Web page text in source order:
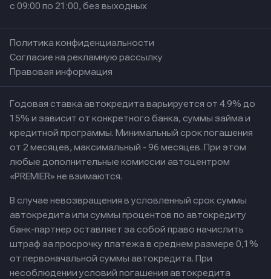
с 09:00 по 21:00, без выходных
Политика конфиденциальности
Согласие на рекламную рассылку
Правовая информация
Годовая ставка автокредита варьируется от 4.9% до
15% и зависит от конкретного банка, суммы займа и
кредитной программы. Минимальный срок погашения
от 2 месяцев, максимальный - 96 месяцев. При этом
любые дополнительные комиссии автоцентром
«PREMIER» не взимаются.
В случае невозвращения в условленный срок суммы
автокредита или суммы процентов по автокредиту
банк-партнер оставляет за собой право начислить
штраф за просрочку платежа в среднем размере 0,1%
от первоначальной суммы автокредита. При
несоблюдении условий погашения автокредита